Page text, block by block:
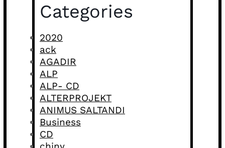
Categories
2020
ack
AGADIR
ALP
ALP- CD
ALTERPROJEKT
ANIMUS SALTANDI
Business
CD